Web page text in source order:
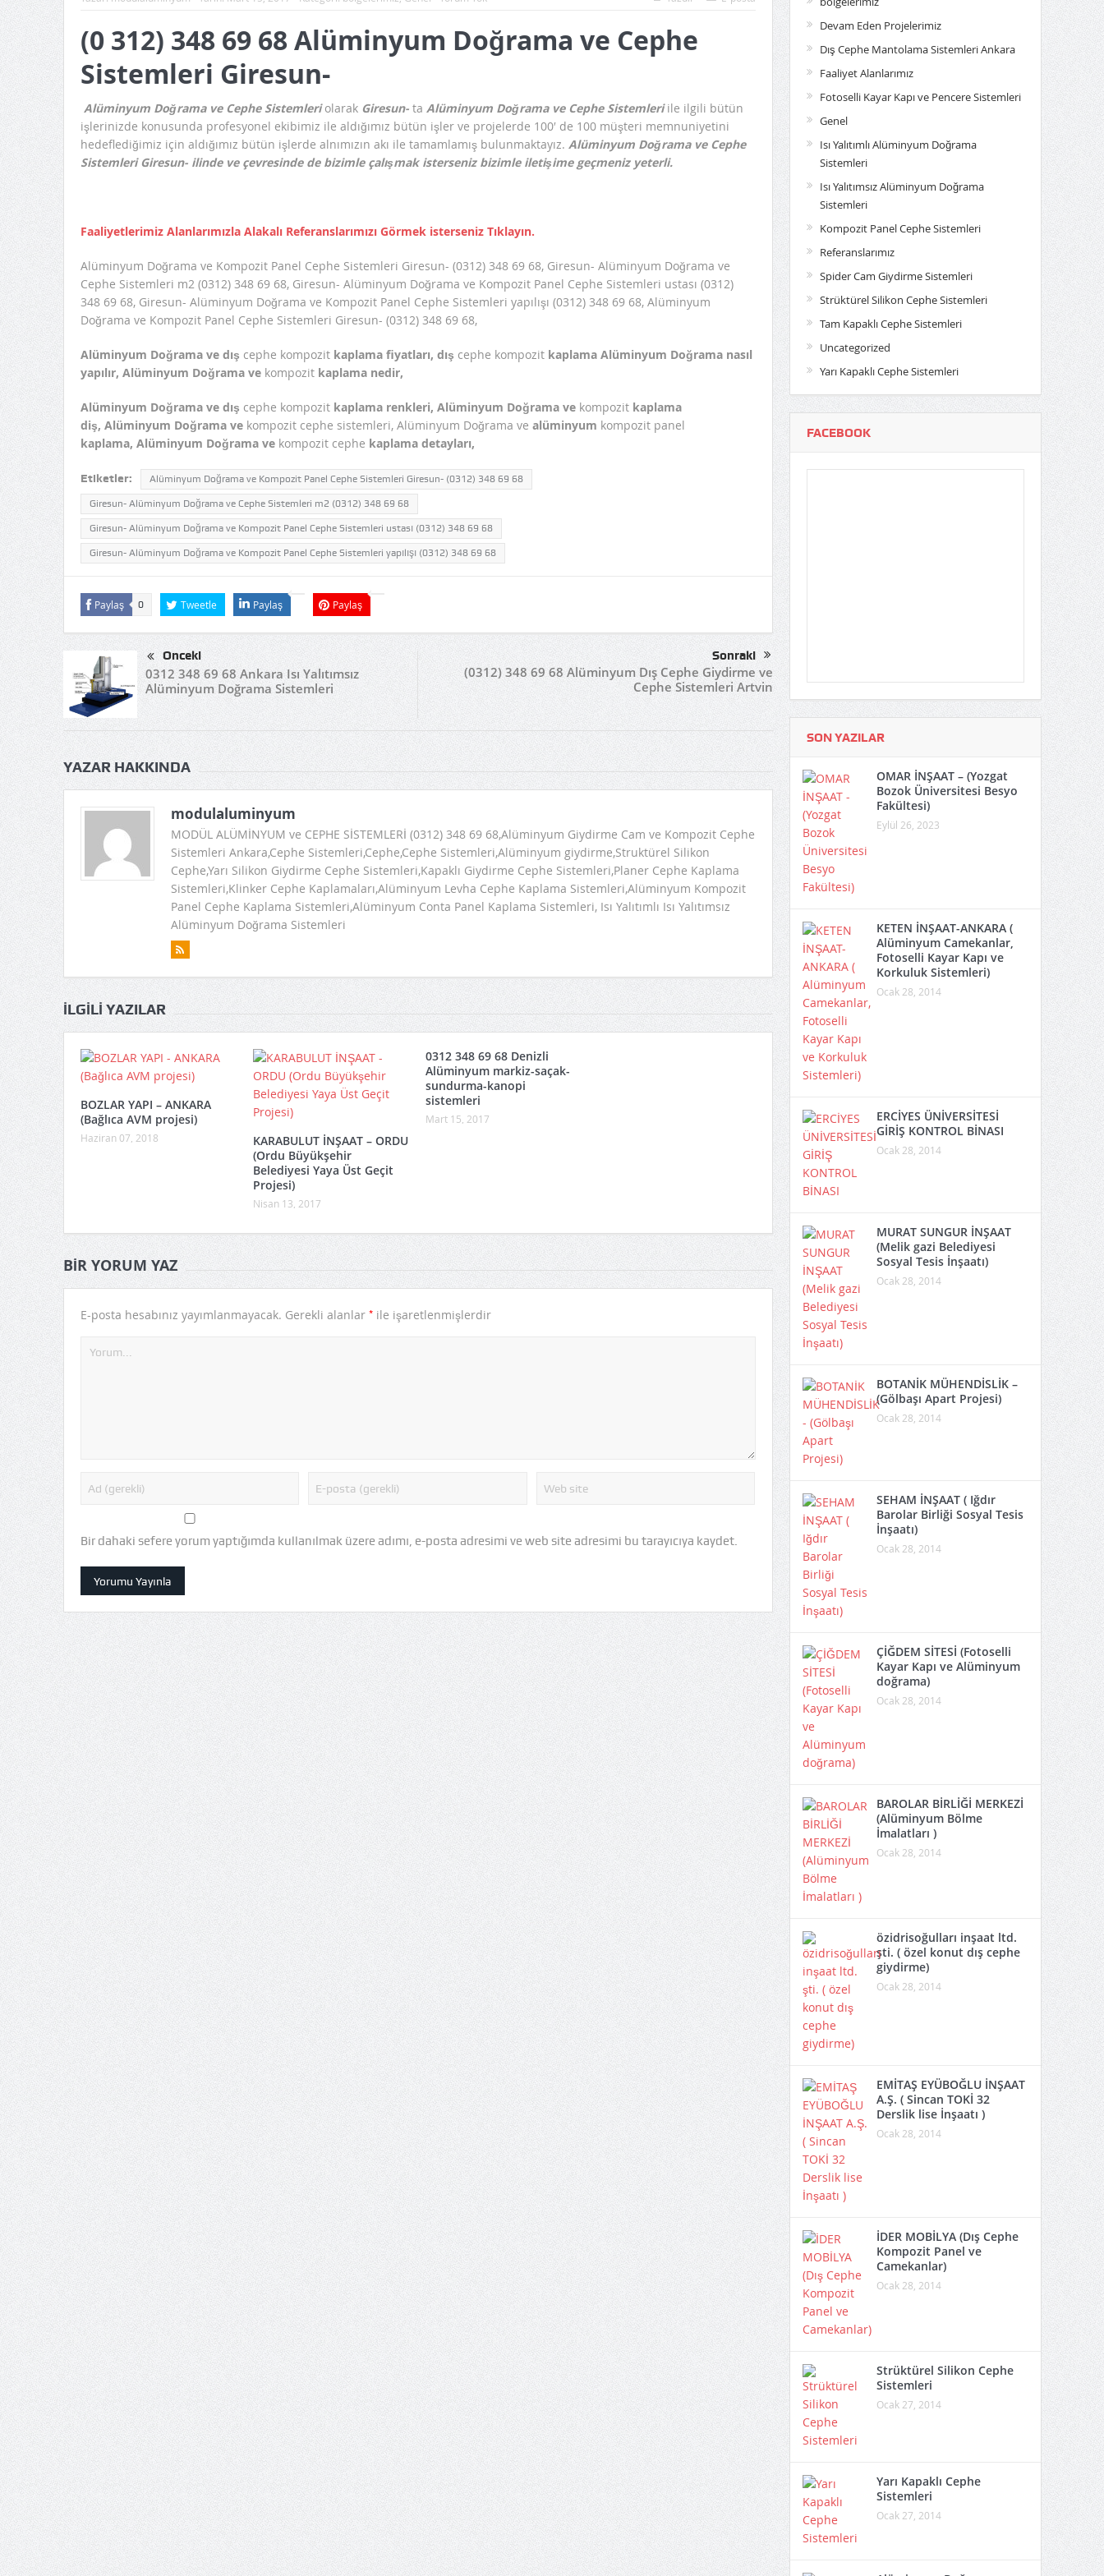
(0 312) 348 69 68 Alüminyum Doğrama ve Cephe
Sistemleri Giresun-
Alüminyum Doğrama ve Cephe Sistemleriolarak Giresun-ta Alüminyum Doğrama veCephe Sistemleriile ilgili bütün
işlerinizde konusunda profesyonel ekibimiz ile aldığımız bütün işler ve projelerde 100′ de 100 müşteri memnuniyetini
hedeflediğimiz için aldığımız bütün işlerde alnımızın akı ile tamamlamış bulunmaktayız. Alüminyum Doğrama ve Cephe
Sistemleri Giresun- ilinde ve çevresinde de bizimle çalışmak isterseniz bizimle iletişime geçmeniz yeterli.
Faaliyetlerimiz Alanlarımızla Alakalı Referanslarımızı Görmek isterseniz Tıklayın.
Alüminyum Doğrama ve Kompozit Panel Cephe Sistemleri Giresun- (0312) 348 69 68, Giresun- Alüminyum Doğrama ve
Cephe Sistemleri m2 (0312) 348 69 68, Giresun- Alüminyum Doğrama ve Kompozit Panel Cephe Sistemleri ustası (0312)
348 69 68, Giresun- Alüminyum Doğrama ve Kompozit Panel Cephe Sistemleri yapılışı (0312) 348 69 68, Alüminyum
Doğrama ve Kompozit Panel Cephe Sistemleri Giresun- (0312) 348 69 68,
Alüminyum Doğrama ve dış cephe kompozit kaplama fiyatları, dış cephe kompozit kaplama Alüminyum Doğrama nasıl
yapılır, Alüminyum Doğrama ve kompozit kaplama nedir,
Alüminyum Doğrama ve dış cephe kompozit kaplama renkleri, Alüminyum Doğrama ve kompozit kaplama
diş, Alüminyum Doğrama ve kompozit cephe sistemleri, Alüminyum Doğrama ve alüminyum kompozit panel
kaplama, Alüminyum Doğrama ve kompozit cephe kaplama detayları,
Etiketler: Alüminyum Doğrama ve Kompozit Panel Cephe Sistemleri Giresun- (0312) 348 69 68
Giresun- Alüminyum Doğrama ve Cephe Sistemleri m2 (0312) 348 69 68
Giresun- Alüminyum Doğrama ve Kompozit Panel Cephe Sistemleri ustası (0312) 348 69 68
Giresun- Alüminyum Doğrama ve Kompozit Panel Cephe Sistemleri yapılışı (0312) 348 69 68
Paylaş 0 Tweetle Paylaş Paylaş
Önceki
0312 348 69 68 Ankara Isı Yalıtımsız
Alüminyum Doğrama Sistemleri
Sonraki
(0312) 348 69 68 Alüminyum Dış Cephe Giydirme ve
Cephe Sistemleri Artvin
YAZAR HAKKINDA
modulaluminyum
MODÜL ALÜMİNYUM ve CEPHE SİSTEMLERİ (0312) 348 69 68,Alüminyum Giydirme Cam ve Kompozit Cephe
Sistemleri Ankara,Cephe Sistemleri,Cephe,Cephe Sistemleri,Alüminyum giydirme,Struktürel Silikon
Cephe,Yarı Silikon Giydirme Cephe Sistemleri,Kapaklı Giydirme Cephe Sistemleri,Planer Cephe Kaplama
Sistemleri,Klinker Cephe Kaplamaları,Alüminyum Levha Cephe Kaplama Sistemleri,Alüminyum Kompozit
Panel Cephe Kaplama Sistemleri,Alüminyum Conta Panel Kaplama Sistemleri, Isı Yalıtımlı Isı Yalıtımsız
Alüminyum Doğrama Sistemleri
İLGILI YAZILAR
BOZLAR YAPI – ANKARA
(Bağlıca AVM projesi)
Haziran 07, 2018
KARABULUT İNŞAAT – ORDU
(Ordu Büyükşehir
Belediyesi Yaya Üst Geçit
Projesi)
Nisan 13, 2017
0312 348 69 68 Denizli
Alüminyum markiz-saçak-
sundurma-kanopi
sistemleri
Mart 15, 2017
BIR YORUM YAZ
E-posta hesabınız yayımlanmayacak. Gerekli alanlar *ile işaretlenmişlerdir
Bir dahaki sefere yorum yaptığımda kullanılmak üzere adımı, e-posta adresimi ve web site adresimi bu tarayıcıya kaydet.
Devam Eden Projelerimiz
Dış Cephe Mantolama Sistemleri Ankara
Faaliyet Alanlarımız
Fotoselli Kayar Kapı ve Pencere Sistemleri
Genel
Isı Yalıtımlı Alüminyum Doğrama
Sistemleri
Isı Yalıtımsız Alüminyum Doğrama
Sistemleri
Kompozit Panel Cephe Sistemleri
Referanslarımız
Spider Cam Giydirme Sistemleri
Strüktürel Silikon Cephe Sistemleri
Tam Kapaklı Cephe Sistemleri
Uncategorized
Yarı Kapaklı Cephe Sistemleri
FACEBOOK
SON YAZILAR
OMAR İNŞAAT – (Yozgat
Bozok Üniversitesi Besyo
Fakültesi)
Eylül 26, 2023
KETEN İNŞAAT-ANKARA (
Alüminyum Camekanlar,
Fotoselli Kayar Kapı ve
Korkuluk Sistemleri)
Ocak 28, 2014
ERCİYES ÜNİVERSİTESİ
GİRİŞ KONTROL BİNASI
Ocak 28, 2014
MURAT SUNGUR İNŞAAT
(Melik gazi Belediyesi
Sosyal Tesis İnşaatı)
Ocak 28, 2014
BOTANİK MÜHENDİSLİK –
(Gölbaşı Apart Projesi)
Ocak 28, 2014
SEHAM İNŞAAT ( Iğdır
Barolar Birliği Sosyal Tesis
İnşaatı)
Ocak 28, 2014
ÇİĞDEM SİTESİ (Fotoselli
Kayar Kapı ve Alüminyum
doğrama)
Ocak 28, 2014
BAROLAR BİRLİĞİ MERKEZİ
(Alüminyum Bölme
İmalatları )
Ocak 28, 2014
özidrisoğulları inşaat ltd.
şti. ( özel konut dış cephe
giydirme)
Ocak 28, 2014
EMİTAŞ EYÜBOĞLU İNŞAAT
A.Ş. ( Sincan TOKİ 32
Derslik lise İnşaatı )
Ocak 28, 2014
İDER MOBİLYA (Dış Cephe
Kompozit Panel ve
Camekanlar)
Ocak 28, 2014
Strüktürel Silikon Cephe
Sistemleri
Ocak 27, 2014
Yarı Kapaklı Cephe
Sistemleri
Ocak 27, 2014